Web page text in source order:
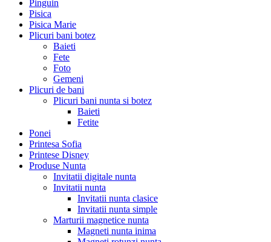
Pinguin
Pisica
Pisica Marie
Plicuri bani botez
Baieti
Fete
Foto
Gemeni
Plicuri de bani
Plicuri bani nunta si botez
Baieti
Fetite
Ponei
Printesa Sofia
Printese Disney
Produse Nunta
Invitatii digitale nunta
Invitatii nunta
Invitatii nunta clasice
Invitatii nunta simple
Marturii magnetice nunta
Magneti nunta inima